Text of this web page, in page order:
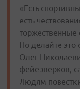
«Есть
есть
торжественные
Но делайте это
Олег
фейерверков,
Людям